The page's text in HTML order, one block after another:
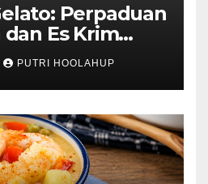
Perpaduan
Es Krim
Menggoda
PUTRI HOOLAHUP